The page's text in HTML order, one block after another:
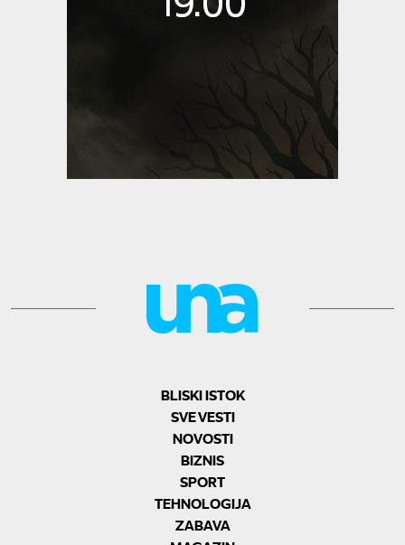
BLISKI ISTOK
SVE VESTI
NOVOSTI
BIZNIS
SPORT
TEHNOLOGIJA
ZABAVA